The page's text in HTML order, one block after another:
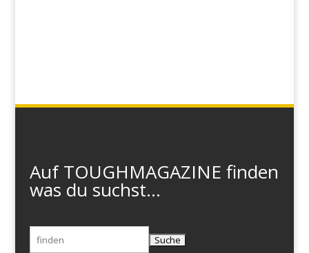
Auf TOUGHMAGAZINE finden
was du suchst...
Suchen
nach: